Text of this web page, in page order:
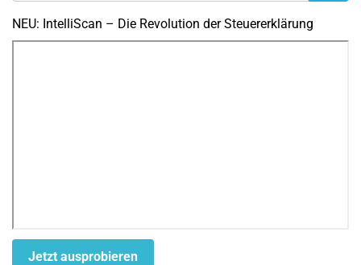
NEU: IntelliScan – Die Revolution der Steuererklärung
Jetzt ausprobieren